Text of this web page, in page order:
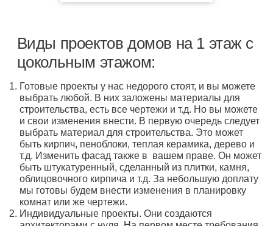
Виды проектов домов на 1 этаж с
цокольным этажом:
Готовые проекты у нас недорого стоят, и вы можете
выбрать любой. В них заложены материалы для
строительства, есть все чертежи и т.д. Но вы можете
и свои изменения внести. В первую очередь следует
выбрать материал для строительства. Это может
быть кирпич, пеноблоки, теплая керамика, дерево и
т.д. Изменить фасад также в вашем праве. Он может
быть штукатуренный, сделанный из плитки, камня,
облицовочного кирпича и т.д. За небольшую доплату
мы готовы будем внести изменения в планировку
комнат или же чертежи.
Индивидуальные проекты. Они создаются